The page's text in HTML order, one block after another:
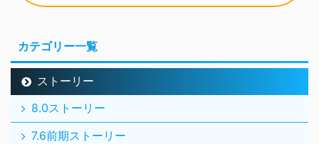
カテゴリー一覧
ストーリー
8.0ストーリー
7.6前期ストーリー